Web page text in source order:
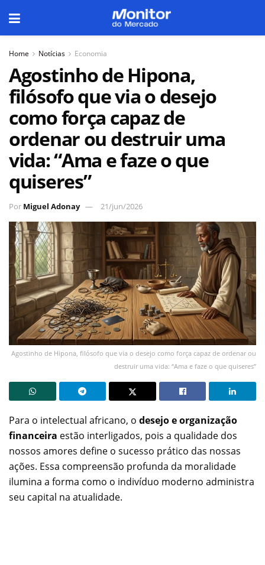
Home Notícias Economia
Agostinho de Hipona,
filósofo que via o desejo
como força capaz de
ordenar ou destruir uma
vida: “Ama e faze o que
quiseres”
Por Miguel Adonay 21/jun/2026
Agostinho de Hipona, filósofo que via o desejo como força capaz de ordenar ou
destruir uma vida: “Ama e faze o que quiseres”
Para o intelectual africano, o desejo e organização
financeira estão interligados, pois a qualidade dos
nossos amores define o sucesso prático das nossas
ações. Essa compreensão profunda da moralidade
ilumina a forma como o indivíduo moderno administra
seu capital na atualidade.